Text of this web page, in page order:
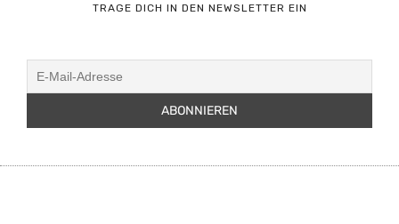
TRAGE DICH IN DEN NEWSLETTER EIN